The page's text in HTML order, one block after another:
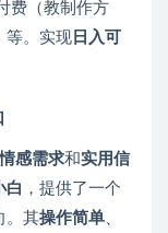
费（教制作方
等。实现 日入可
情感需求和实用信
白 ，提供了一个
。其操作简单